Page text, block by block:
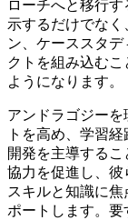
ローチへと移行
示するだけでな
ン、ケーススタ
クトを組み込む
ようになります。
アンドラゴジー
トを高め、学習
開発を主導する
協力を促進し、
スキルと知識に
ポートします。